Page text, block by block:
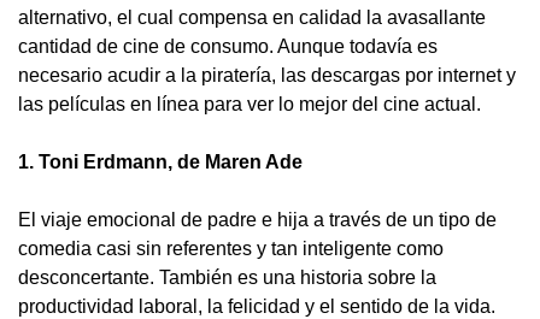
alternativo, el cual compensa en calidad la avasallante
cantidad de cine de consumo. Aunque todavía es
necesario acudir a la piratería, las descargas por internet y
las películas en línea para ver lo mejor del cine actual.
1. Toni Erdmann, de Maren Ade
El viaje emocional de padre e hija a través de un tipo de
comedia casi sin referentes y tan inteligente como
desconcertante. También es una historia sobre la
productividad laboral, la felicidad y el sentido de la vida.